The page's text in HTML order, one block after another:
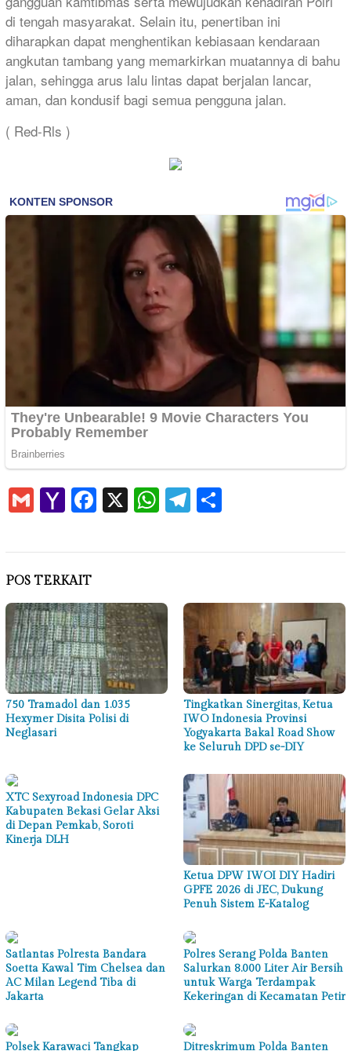
di tengah masyarakat. Selain itu, penertiban ini
diharapkan dapat menghentikan kebiasaan kendaraan
angkutan tambang yang memarkirkan muatannya di bahu
jalan, sehingga arus lalu lintas dapat berjalan lancar,
aman, dan kondusif bagi semua pengguna jalan.
( Red-Rls )
GmailYahooFacebook
X WhatsApp
Telegram
POS TERKAIT
750 Tramadol dan 1.035
Hexymer Disita Polisi di
Neglasari
Tingkatkan Sinergitas, Ketua
IWO Indonesia Provinsi
Yogyakarta Bakal Road Show
ke Seluruh DPD se-DIY
XTC Sexyroad Indonesia DPC
Kabupaten Bekasi Gelar Aksi
di Depan Pemkab, Soroti
Kinerja DLH
Ketua DPW IWOI DIY Hadiri
GPFE 2026 di JEC, Dukung
Penuh Sistem E-Katalog
Satlantas Polresta Bandara
Soetta Kawal Tim Chelsea dan
AC Milan Legend Tiba di
Jakarta
Polres Serang Polda Banten
Salurkan 8.000 Liter Air Bersih
untuk Warga Terdampak
Kekeringan di Kecamatan Petir
Polsek Karawaci Tangkap Ditreskrimum Polda Banten